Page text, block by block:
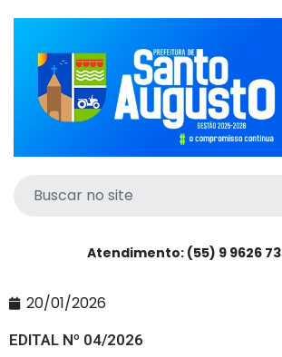
Atendimento: (55) 9 9626
20/01/2026
EDITAL Nº 04/2026